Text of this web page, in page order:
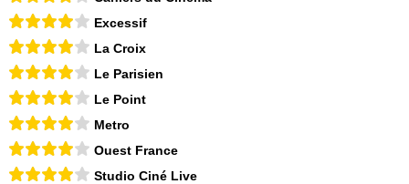
Excessif
La Croix
Le Parisien
Le Point
Metro
Ouest France
Studio Ciné Live